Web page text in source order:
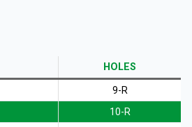
RISORSE HOLES
9-R
10-R